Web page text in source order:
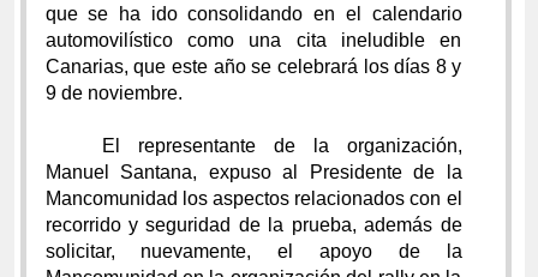
que se ha ido consolidando en el calendario
automovilístico como una cita ineludible en
Canarias, que este año se celebrará los días 8 y
9 de noviembre.
El representante de la organización,
Manuel Santana, expuso al Presidente de la
Mancomunidad los aspectos relacionados con el
recorrido y seguridad de la prueba, además de
solicitar, nuevamente, el apoyo de la